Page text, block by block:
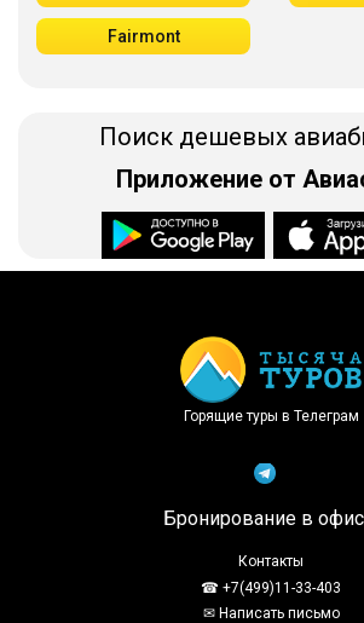
Fairmont
Поиск дешевых
Приложение от
Горящие туры в Телеграм
Бронирование в
Контакты
☎ +7(499)11-33-403
✉ Написать письмо